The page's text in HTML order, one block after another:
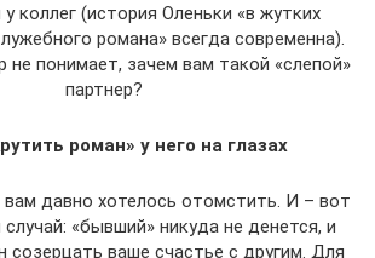
коллег (история Оленьки «в жутких
романа» всегда современна).
не понимает, зачем вам такой «слепой»
партнер?
роман» у него на глазах
давно хотелось отомстить. И – вот
«бывший» никуда не денется, и
созерцать ваше счастье с другим. Для